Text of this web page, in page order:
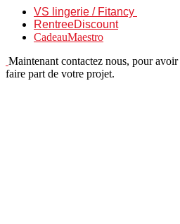
VS lingerie / Fitancy
RentreeDiscount
CadeauMaestro
Maintenant contactez nous, pour
faire part de votre projet.